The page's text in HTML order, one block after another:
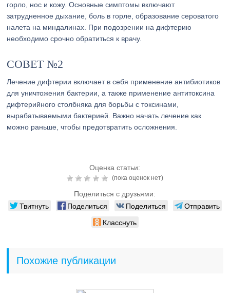
горло, нос и кожу. Основные симптомы включают
затрудненное дыхание, боль в горле, образование сероватого
налета на миндалинах. При подозрении на дифтерию
необходимо срочно обратиться к врачу.
СОВЕТ №2
Лечение дифтерии включает в себя применение антибиотиков
для уничтожения бактерии, а также применение антитоксина
дифтерийного столбняка для борьбы с токсинами,
вырабатываемыми бактерией. Важно начать лечение как
можно раньше, чтобы предотвратить осложнения.
Оценка статьи:
(пока оценок нет)
Поделиться с друзьями:
Твитнуть Поделиться Поделиться
Отправить
Класснуть
Похожие публикации